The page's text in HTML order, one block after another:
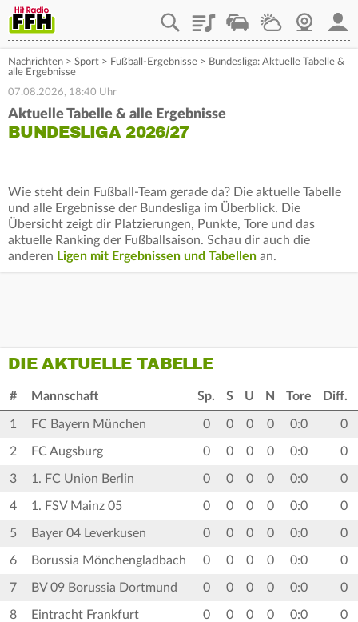
PlaylistStaupilotWetterWebcam
Nachrichten > Sport > Fußball-Ergebnisse > Bundesliga: Aktuelle Tabelle &
alle Ergebnisse
07.08.2026, 18:40 Uhr
Aktuelle Tabelle & alle Ergebnisse
BUNDESLIGA 2026/27
Wie steht dein Fußball-Team gerade da? Die aktuelle Tabelle
und alle Ergebnisse der Bundesliga im Überblick. Die
Übersicht zeigt dir Platzierungen, Punkte, Tore und das
aktuelle Ranking der Fußballsaison. Schau dir auch die
anderen Ligen mit Ergebnissen und Tabellen an.
DIE AKTUELLE TABELLE
# Mannschaft Sp. S U N Tore Diff.
1 FC Bayern München 0 0 0 0 0:0 0
2 FC Augsburg 0 0 0 0 0:0 0
3 1. FC Union Berlin 0 0 0 0 0:0 0
4 1. FSV Mainz 05 0 0 0 0 0:0 0
5 Bayer 04 Leverkusen 0 0 0 0 0:0 0
6 Borussia Mönchengladbach 0 0 0 0 0:0 0
7 BV 09 Borussia Dortmund 0 0 0 0 0:0 0
8 Eintracht Frankfurt 0 0 0 0 0:0 0